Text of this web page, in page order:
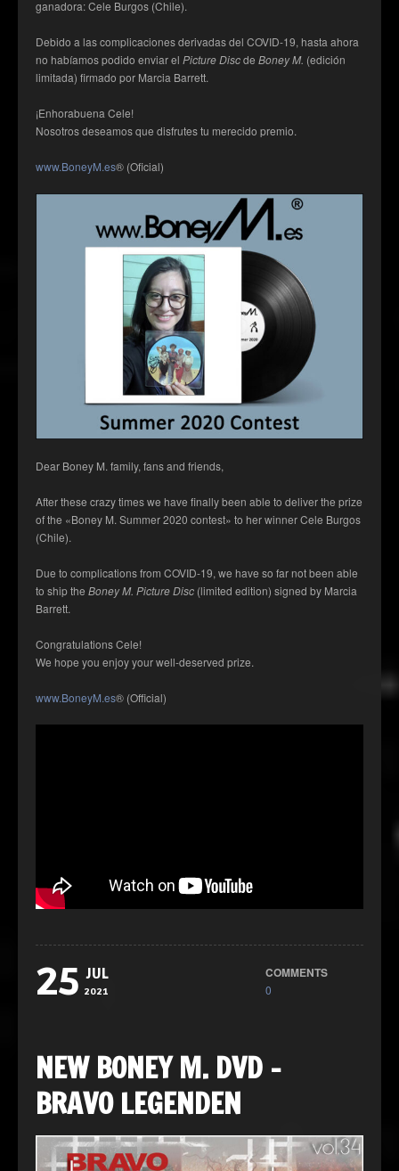
ganadora: Cele Burgos (Chile).
Debido a las complicaciones derivadas del COVID-19, hasta ahora
no habíamos podido enviar el Picture Discde Boney M. (edición
limitada) firmado por Marcia Barrett.
¡Enhorabuena Cele!
Nosotros deseamos que disfrutes tu merecido premio.
www.BoneyM.es® (Oficial)
Dear Boney M. family, fans and friends,
After these crazy times we have finally been able to deliver the prize
of the «Boney M. Summer 2020 contest» to her winner Cele Burgos
(Chile).
Due to complications from COVID-19, we have so far not been able
to ship the Boney M. Picture Disc (limited edition) signed by Marcia
Barrett.
Congratulations Cele!
We hope you enjoy your well-deserved prize.
www.BoneyM.es® (Official)
25 JUL
2021
COMMENTS
0
NEW BONEY M. DVD –
BRAVO LEGENDEN